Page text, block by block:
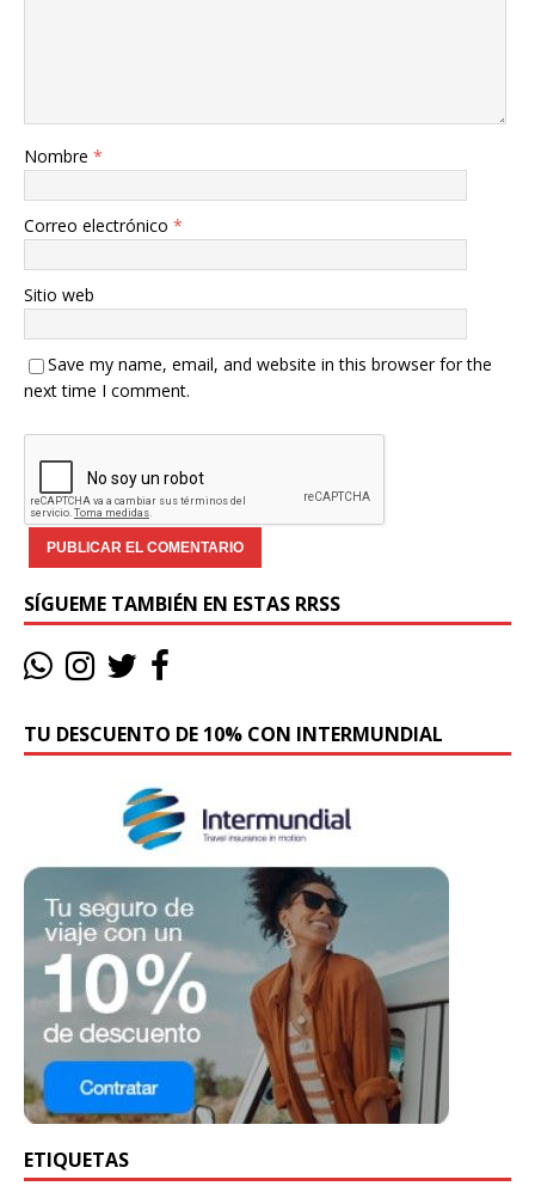
Nombre *
Correo electrónico *
Sitio web
Save my name, email, and website in this browser for the
next time I comment.
SÍGUEME TAMBIÉN EN ESTAS RRSS
TU DESCUENTO DE 10% CON INTERMUNDIAL
ETIQUETAS